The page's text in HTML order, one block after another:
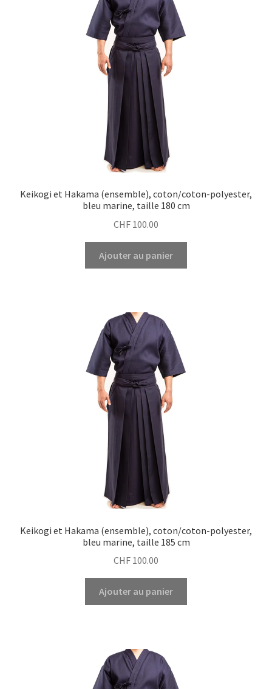
Keikogi et Hakama (ensemble), coton/coton-polyester,
bleu marine, taille 180 cm
CHF 100.00
Ajouter au panier
Keikogi et Hakama (ensemble), coton/coton-polyester,
bleu marine, taille 185 cm
CHF 100.00
Ajouter au panier